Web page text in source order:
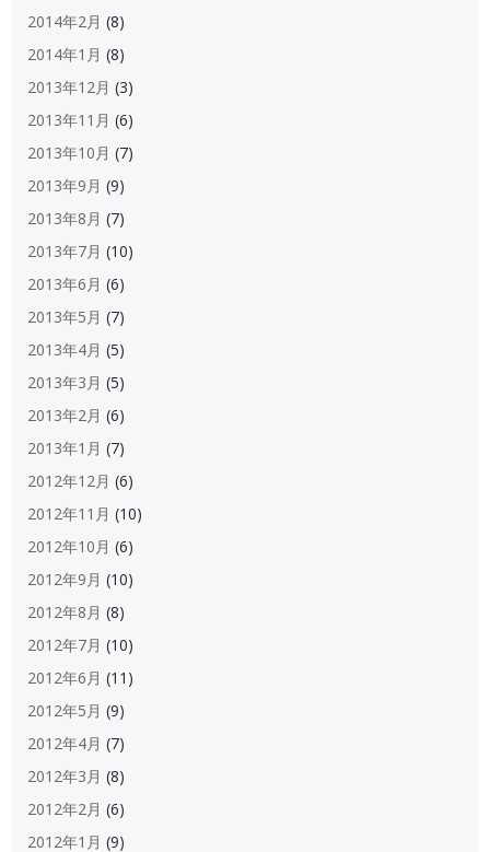
2014年2月 (8)
2014年1月 (8)
2013年12月 (3)
2013年11月 (6)
2013年10月 (7)
2013年9月 (9)
2013年8月 (7)
2013年7月 (10)
2013年6月 (6)
2013年5月 (7)
2013年4月 (5)
2013年3月 (5)
2013年2月 (6)
2013年1月 (7)
2012年12月 (6)
2012年11月 (10)
2012年10月 (6)
2012年9月 (10)
2012年8月 (8)
2012年7月 (10)
2012年6月 (11)
2012年5月 (9)
2012年4月 (7)
2012年3月 (8)
2012年2月 (6)
2012年1月 (9)